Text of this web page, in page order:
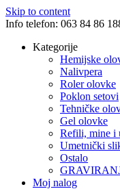
Skip to content
Info telefon: 063 84 86
Kategorije
Hemijske
Nalivpera
Roler olovke
Poklon setovi
Tehničke
Gel olovke
Refili, mine i
Umetnički
Ostalo
Moj nalog